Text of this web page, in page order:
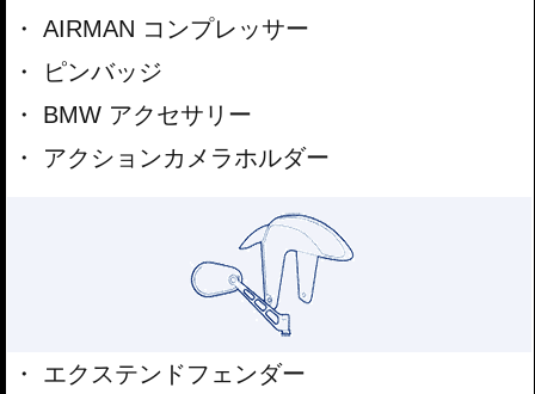
AIRMAN コンプレッサー
ピンバッジ
BMW アクセサリー
アクションカメラホルダー
エクステンドフェンダー